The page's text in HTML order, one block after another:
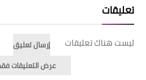
تعليقات
ليست هناك تعليقات
إرسال تعليق
عرض التعليقات